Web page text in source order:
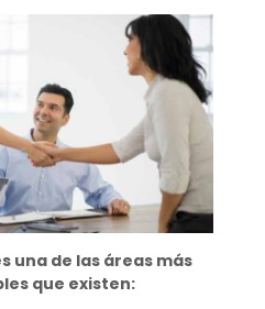
una de las áreas más
que existen: